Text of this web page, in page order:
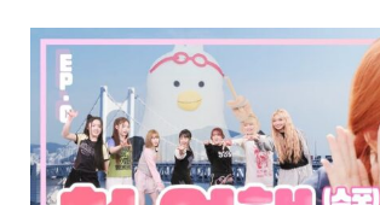
chega
a
Busan
com
seu
primeiro
Reality
Show